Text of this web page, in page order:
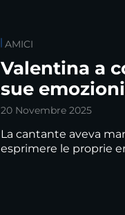
AMICI
Valentina a
sue
20 Novembre 2025
La cantante aveva
esprimere le proprie